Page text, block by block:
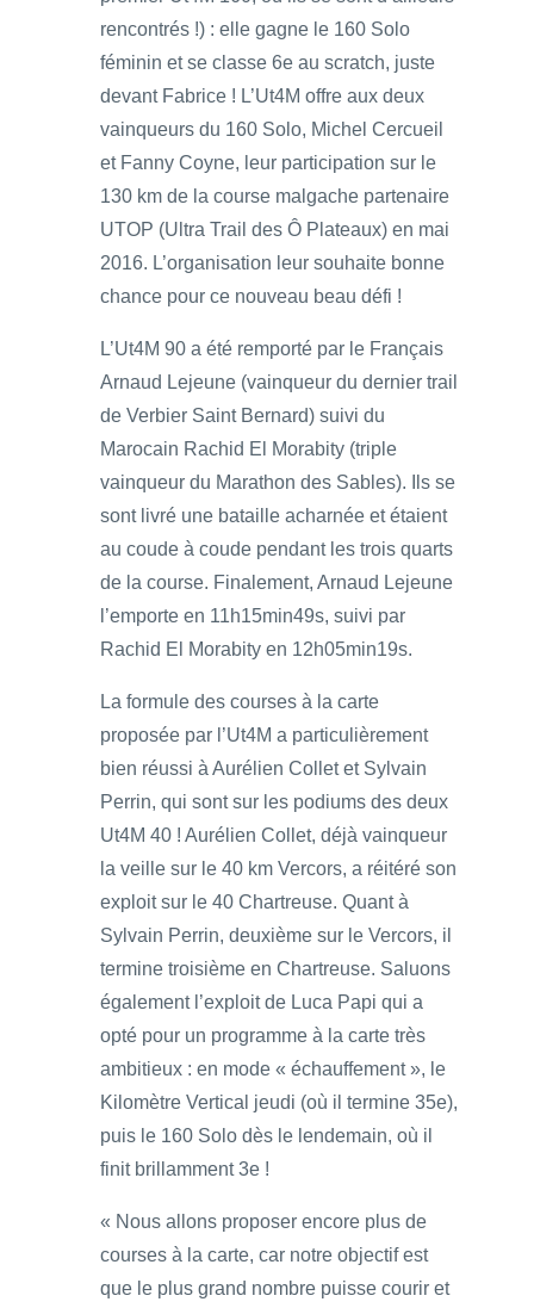
rencontrés !) : elle gagne le 160 Solo
féminin et se classe 6e au scratch, juste
devant Fabrice ! L’Ut4M offre aux deux
vainqueurs du 160 Solo, Michel Cercueil
et Fanny Coyne, leur participation sur le
130 km de la course malgache partenaire
UTOP (Ultra Trail des Ô Plateaux) en mai
2016. L’organisation leur souhaite bonne
chance pour ce nouveau beau défi !
L’Ut4M 90 a été remporté par le Français
Arnaud Lejeune (vainqueur du dernier trail
de Verbier Saint Bernard) suivi du
Marocain Rachid El Morabity (triple
vainqueur du Marathon des Sables). Ils se
sont livré une bataille acharnée et étaient
au coude à coude pendant les trois quarts
de la course. Finalement, Arnaud Lejeune
l’emporte en 11h15min49s, suivi par
Rachid El Morabity en 12h05min19s.
La formule des courses à la carte
proposée par l’Ut4M a particulièrement
bien réussi à Aurélien Collet et Sylvain
Perrin, qui sont sur les podiums des deux
Ut4M 40 ! Aurélien Collet, déjà vainqueur
la veille sur le 40 km Vercors, a réitéré son
exploit sur le 40 Chartreuse. Quant à
Sylvain Perrin, deuxième sur le Vercors, il
termine troisième en Chartreuse. Saluons
également l’exploit de Luca Papi qui a
opté pour un programme à la carte très
ambitieux : en mode « échauffement », le
Kilomètre Vertical jeudi (où il termine 35e),
puis le 160 Solo dès le lendemain, où il
finit brillamment 3e !
« Nous allons proposer encore plus de
courses à la carte, car notre objectif est
que le plus grand nombre puisse courir et